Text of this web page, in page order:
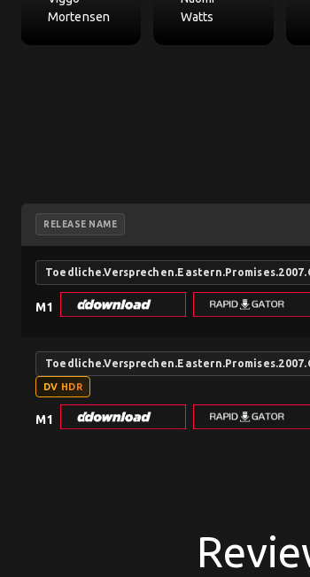
Mortensen
Watts
RELEASE NAME
M1
DV HDR
M1